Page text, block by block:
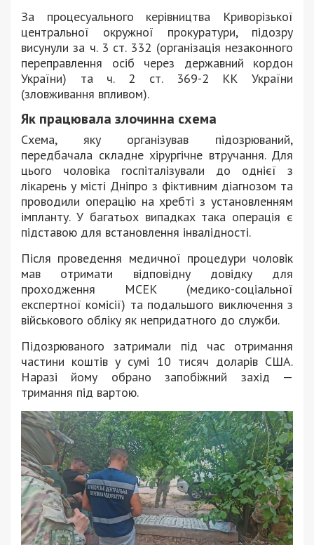
За процесуального керівництва Криворізької
центральної окружної прокуратури, підозру
висунули за ч. 3 ст. 332 (організація незаконного
переправлення осіб через державний кордон
України) та ч. 2 ст. 369-2 КК України
(зловживання впливом).
Як працювала злочинна схема
Схема, яку організував підозрюваний,
передбачала складне хірургічне втручання. Для
цього чоловіка госпіталізували до однієї з
лікарень у місті Дніпро з фіктивним діагнозом та
проводили операцію на хребті з установленням
імпланту. У багатьох випадках така операція є
підставою для встановлення інвалідності.
Після проведення медичної процедури чоловік
мав отримати відповідну довідку для
проходження МСЕК (медико-соціальної
експертної комісії) та подальшого виключення з
військового обліку як непридатного до служби.
Підозрюваного затримали під час отримання
частини коштів у сумі 10 тисяч доларів США.
Наразі йому обрано запобіжний захід —
тримання під вартою.